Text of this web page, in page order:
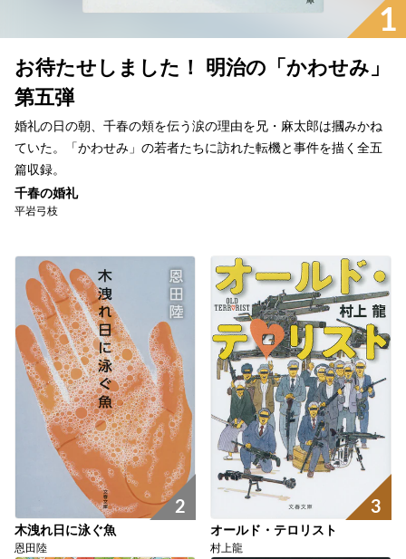
1
お待たせしました！ 明治の「かわせみ」
第五弾
婚礼の日の朝、千春の頬を伝う涙の理由を兄・麻太郎は摑みかね
ていた。「かわせみ」の若者たちに訪れた転機と事件を描く全五
篇収録。
千春の婚礼
平岩弓枝
2
木洩れ日に泳ぐ魚
恩田陸
3
オールド・テロリスト
村上龍